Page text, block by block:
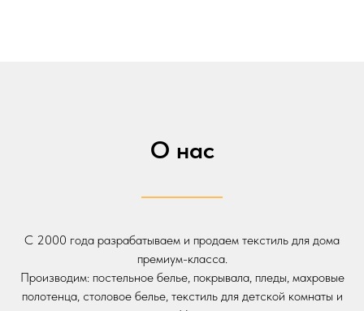
О нас
С 2000 года разрабатываем и продаем текстиль для дома
премиум-класса.
Производим: постельное белье, покрывала, пледы, махровые
полотенца, столовое белье, текстиль для детской комнаты и